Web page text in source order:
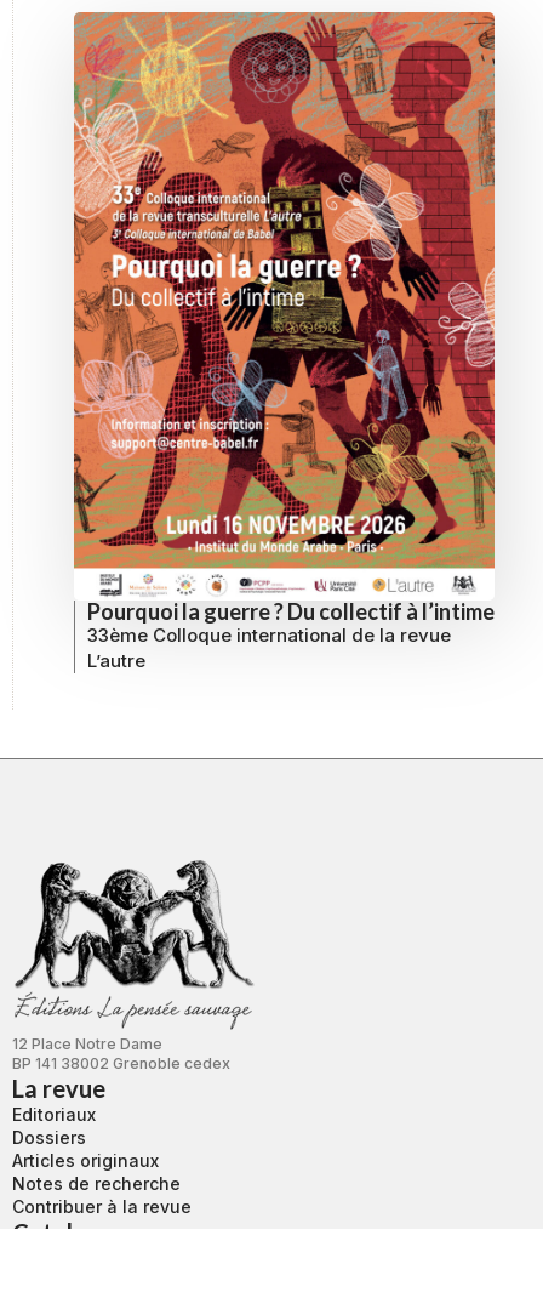
Pourquoi la guerre ? Du collectif à l’intime
33ème Colloque international de la revue
L’autre
12 Place Notre Dame
BP 141 38002 Grenoble cedex
La revue
Editoriaux
Dossiers
Articles originaux
Notes de recherche
Contribuer à la revue
Catalogue